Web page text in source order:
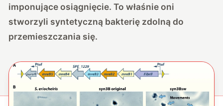
imponujące osiągnięcie. To właśnie oni
stworzyli syntetyczną bakterię zdolną do
przemieszczania się.